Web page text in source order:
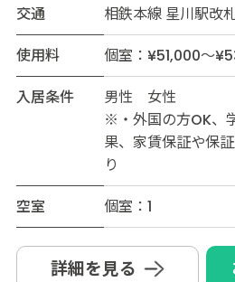
交通
相鉄本線 星川駅改
使用料
個室：¥51,000～
入居条件
男性 女性
※・外国の方OK、
果、家賃保証や保
り
空室
個室：1
詳細を見る